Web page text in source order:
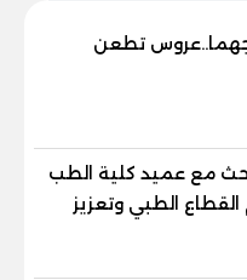
زواجهما..عروس تطعن
مع عميد كلية الطب
الطبي وتعزيز
الأكاديمية